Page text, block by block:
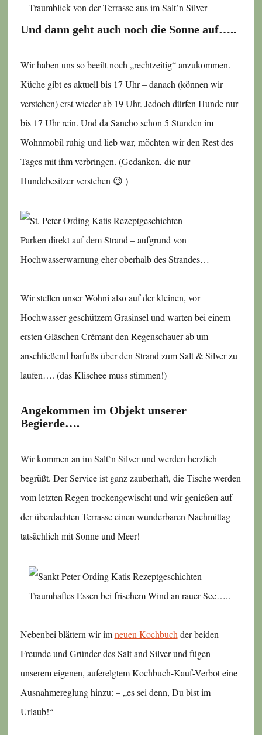
Traumblick von der Terrasse aus im Salt’n Silver
Und dann geht auch noch die Sonne auf…..
Wir haben uns so beeilt noch „rechtzeitig“ anzukommen.
Küche gibt es aktuell bis 17 Uhr – danach (können wir
verstehen) erst wieder ab 19 Uhr. Jedoch dürfen Hunde nur
bis 17 Uhr rein. Und da Sancho schon 5 Stunden im
Wohnmobil ruhig und lieb war, möchten wir den Rest des
Tages mit ihm verbringen. (Gedanken, die nur
Hundebesitzer verstehen 😉 )
Parken direkt auf dem Strand – aufgrund von
Hochwasserwarnung eher oberhalb des Strandes…
Wir stellen unser Wohni also auf der kleinen, vor
Hochwasser geschützem Grasinsel und warten bei einem
ersten Gläschen Crémant den Regenschauer ab um
anschließend barfußs über den Strand zum Salt & Silver zu
laufen…. (das Klischee muss stimmen!)
Angekommen im Objekt unserer
Begierde….
Wir kommen an im Salt`n Silver und werden herzlich
begrüßt. Der Service ist ganz zauberhaft, die Tische werden
vom letzten Regen trockengewischt und wir genießen auf
der überdachten Terrasse einen wunderbaren Nachmittag –
tatsächlich mit Sonne und Meer!
Traumhaftes Essen bei frischem Wind an rauer See…..
Nebenbei blättern wir imneuen Kochbuchder beiden
Freunde und Gründer des Salt and Silver und fügen
unserem eigenen, auferelgtem Kochbuch-Kauf-Verbot eine
Ausnahmereglung hinzu: – „es sei denn, Du bist im
Urlaub!“